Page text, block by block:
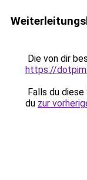
Die von dir
https://
Falls du
du zur